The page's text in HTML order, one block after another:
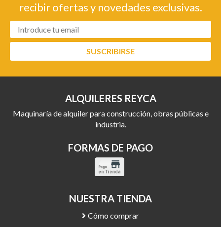
recibir ofertas y novedades exclusivas.
SUSCRIBIRSE
ALQUILERES REYCA
Maquinaría de alquiler para construcción, obras públicas e
industria.
FORMAS DE PAGO
NUESTRA TIENDA
Cómo comprar